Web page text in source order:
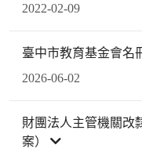
2022-02-09
臺中市教育基金會名
2026-06-02
財團法人主管機關改
案）